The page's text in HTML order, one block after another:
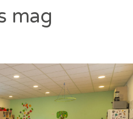
mag